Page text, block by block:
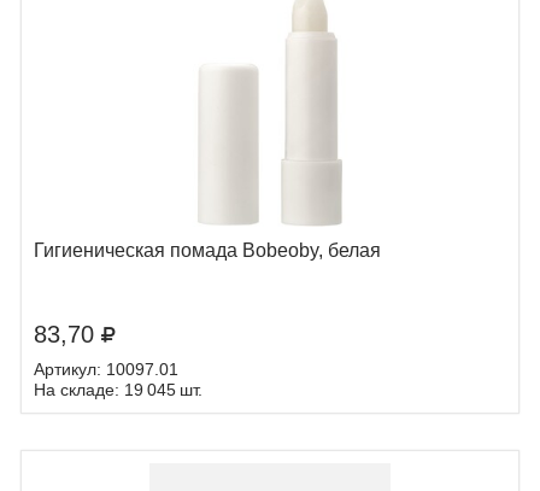
Гигиеническая помада Bobeoby, белая
83,70
Артикул: 10097.01
На складе: 19 045 шт.